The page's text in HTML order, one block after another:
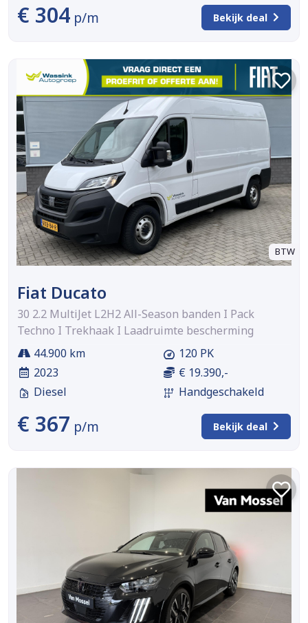
€ 304 p/m Bekijk deal
BTW
Fiat Ducato
30 2.2 MultiJet L2H2 All-Season banden I Pack
Techno I Trekhaak I Laadruimte bescherming
44.900 km
2023
Diesel
120 PK
€ 19.390,-
Handgeschakeld
€ 367 p/m Bekijk deal